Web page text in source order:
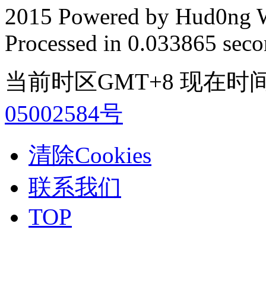
2015 Powered by Hud0ng
Processed in 0.033865
当前时区GMT+8 现在时
05002584号
清除Cookies
联系我们
TOP